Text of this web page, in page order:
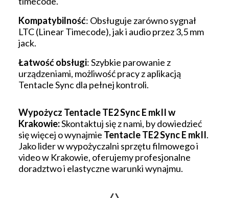
Kompatybilność: Obsługuje zarówno sygnał
LTC (Linear Timecode), jak i audio przez 3,5 mm
jack.
Łatwość obsługi: Szybkie parowanie z
urządzeniami, możliwość pracy z aplikacją
Tentacle Sync dla pełnej kontroli.
Wypożycz Tentacle TE2 Sync E mkII w
Krakowie:Skontaktuj się z nami, by dowiedzieć
się więcej o wynajmie Tentacle TE2 Sync E mkII.
Jako lider w wypożyczalni sprzętu filmowego i
video w Krakowie, oferujemy profesjonalne
doradztwo i elastyczne warunki wynajmu.